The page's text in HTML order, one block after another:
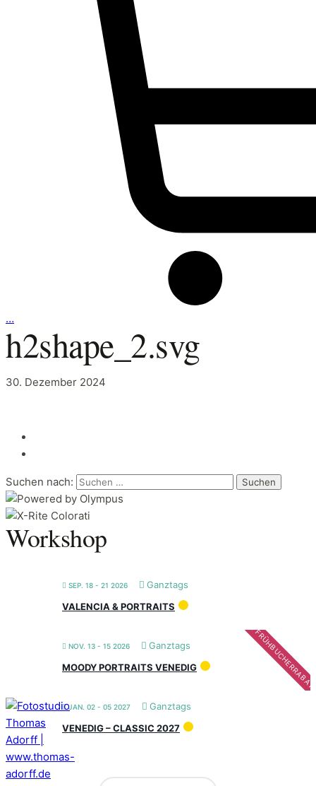
…
h2shape_2.svg
30. Dezember 2024
Suchen nach:
Workshop
SEP. 18 - 21 2026
Ganztags
VALENCIA & PORTRAITS
NOV. 13 - 15 2026 Ganztags
MOODY PORTRAITS VENEDIG
JAN. 02 - 05 2027
Ganztags
VENEDIG – CLASSIC 2027